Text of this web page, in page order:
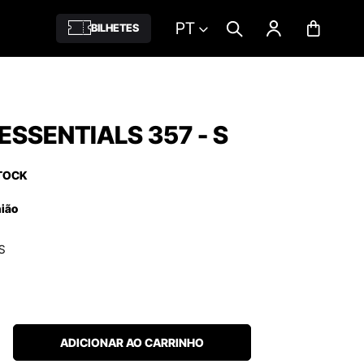
BILHETES PT
357 - S
ADICIONAR AO CARRINHO